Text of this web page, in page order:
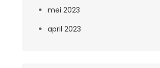
mei 2023
april 2023